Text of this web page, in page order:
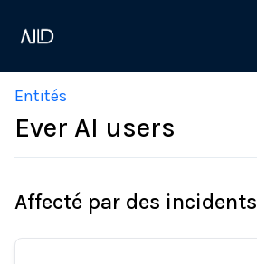
Entités
Ever AI users
Affecté par des incidents